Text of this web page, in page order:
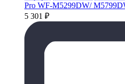
Pro WF-M5299DW/
5 301 ₽